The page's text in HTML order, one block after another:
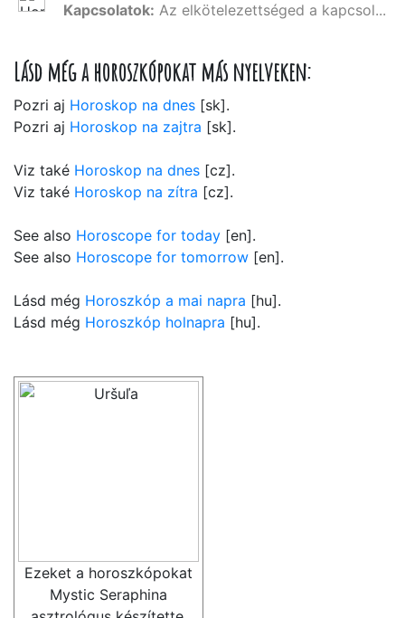
Kapcsolatok: Az elkötelezettséged a kapcsol...
Lásd még a horoszkópokat más nyelveken:
Pozri aj Horoskop na dnes [sk].
Pozri aj Horoskop na zajtra [sk].
Viz také Horoskop na dnes [cz].
Viz také Horoskop na zítra [cz].
See also Horoscope for today [en].
See also Horoscope for tomorrow [en].
Lásd még Horoszkóp a mai napra [hu].
Lásd még Horoszkóp holnapra [hu].
Ezeket a horoszkópokat
Mystic Seraphina